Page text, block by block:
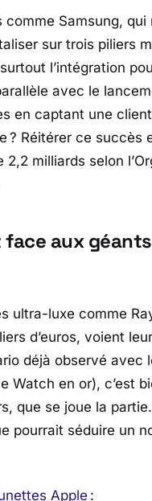
comme Samsung, qui
sur trois piliers
l’intégration
avec le
en captant une
? Réitérer ce
milliards selon l’
aux
ultra-luxe comme
d’euros, voient
déjà observé avec
Watch en or), c’est
que se joue la
pourrait séduire un
Apple :